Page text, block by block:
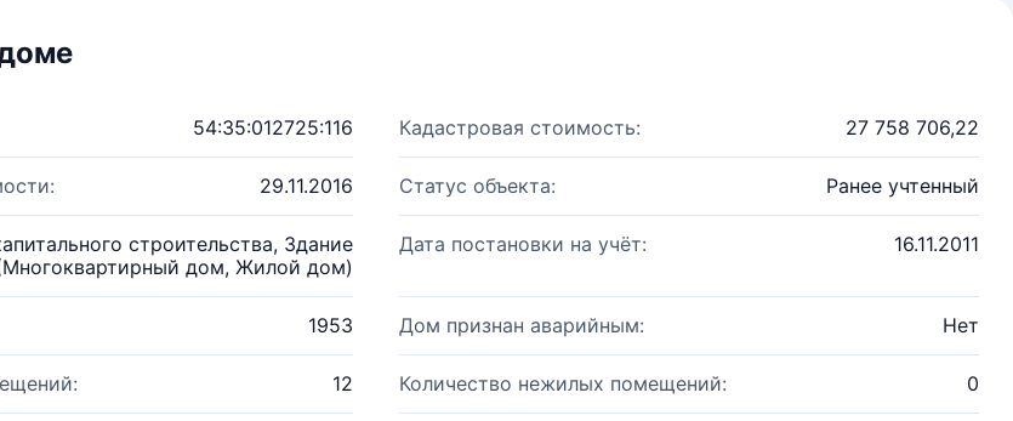
54:35:012725:116 Кадастровая стоимость: 27 758 706,22
29.11.2016 Статус объекта: Ранее учтенный
строительства, Здание
дом, Жилой дом)
Дата постановки на учёт: 16.11.2011
1953 Дом признан аварийным: Нет
12 Количество нежилых помещений: 0